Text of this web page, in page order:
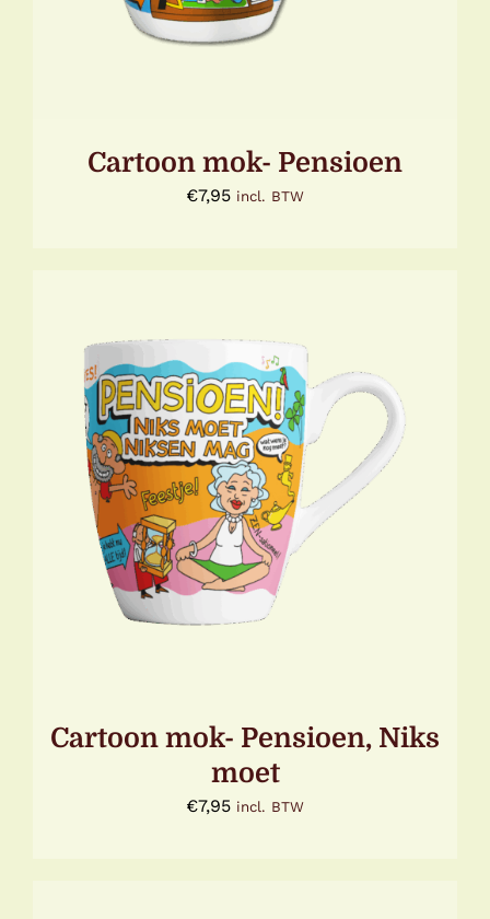
Cartoon mok- Pensioen
€7,95 incl. BTW
TOEVOEGEN AAN WINKELWAGEN
/
DETAILS
Cartoon mok- Pensioen, Niks
moet
€7,95 incl. BTW